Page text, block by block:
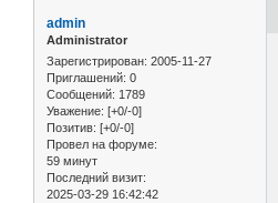
admin
Administrator
Зарегистрирован: 2005-11-27
Приглашений: 0
Сообщений: 1789
Уважение: [+0/-0]
Позитив: [+0/-0]
Провел на форуме:
59 минут
Последний визит:
2025-03-29 16:42:42